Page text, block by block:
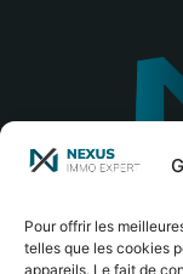
Pour offrir les
telles que les cookies
appareils. Le fait de